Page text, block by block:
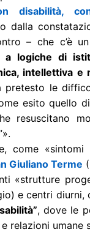
disabilità,
dalla
– che c’è
a logiche di
intellettiva e
pretesto le
esito quello
resuscitano
come
Giuliano Terme
«strutture
e centri
, dove le
relazioni